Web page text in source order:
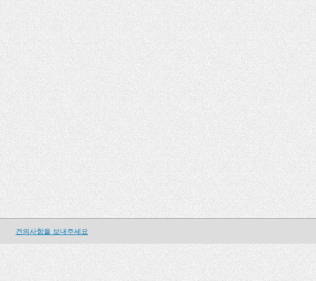
건의사항을 보내주세요